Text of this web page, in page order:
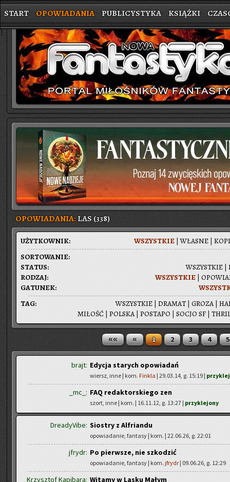
START OPOWIADANIA PUBLICYSTYKA KSIĄŻKI
}
OPOWIADANIA:LAS (338)
WSZYST­KIE |WŁA­SNE |
UŻYT­KOW­NIK:
WSZYST­KIE |
WSZYST­KIE |
SOR­TO­WA­NIE:
STA­TUS:
RO­DZAJ:
GA­TU­NEK:
WSZYST­KIE | DRA­MAT | GROZA|
MI­ŁOŚĆ | POL­SKA| PO­STA­PO | SOCJO SF |
TAG:
«« « 1 2 3 4 5
brajt: Edycja starych opowiadań
wiersz, inne | kom. Finkla | 29.03.14, g. 15:19 |
_mc_: FAQ redaktorskiego zen
szort, inne | kom. | 16.11.12, g. 13:27 | przyklejony
DreadyVibe: Siostry z Alfriandu
opowiadanie, fantasy | kom. | 22.06.26, g. 22:01
jfrydr: Po pierwsze, nie szkodzić
opowiadanie, fantasy | kom. jfrydr | 09.06.26, g. 12:29
Krzysztof Kapibara: Witamy w Lasku Małym